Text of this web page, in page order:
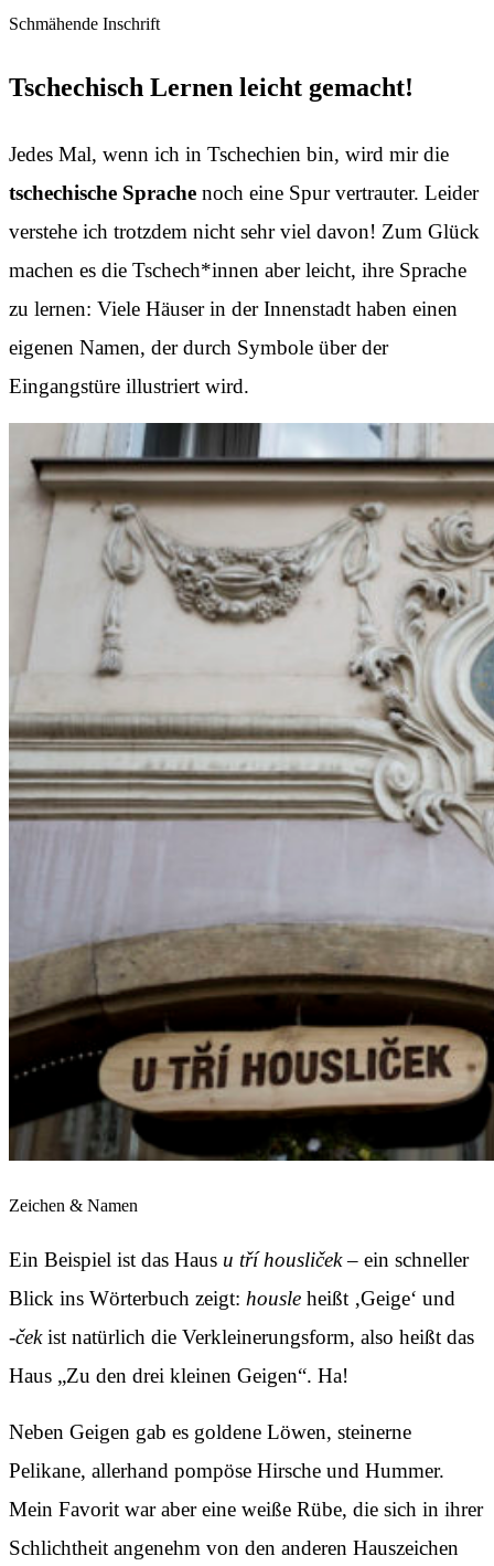
Schmähende Inschrift
Tschechisch Lernen leicht gemacht!
Jedes Mal, wenn ich in Tschechien bin, wird mir die
tschechische Sprache noch eine Spur vertrauter. Leider
verstehe ich trotzdem nicht sehr viel davon! Zum Glück
machen es die Tschech*innen aber leicht, ihre Sprache
zu lernen: Viele Häuser in der Innenstadt haben einen
eigenen Namen, der durch Symbole über der
Eingangstüre illustriert wird.
Zeichen & Namen
Ein Beispiel ist das Haus u tří housliček – ein schneller
Blick ins Wörterbuch zeigt: housle heißt ‚Geige‘ und
-čekist natürlich die Verkleinerungsform, also heißt das
Haus „Zu den drei kleinen Geigen“. Ha!
Neben Geigen gab es goldene Löwen, steinerne
Pelikane, allerhand pompöse Hirsche und Hummer.
Mein Favorit war aber eine weiße Rübe, die sich in ihrer
Schlichtheit angenehm von den anderen Hauszeichen